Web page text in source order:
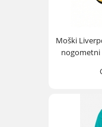
Moški
nogometni